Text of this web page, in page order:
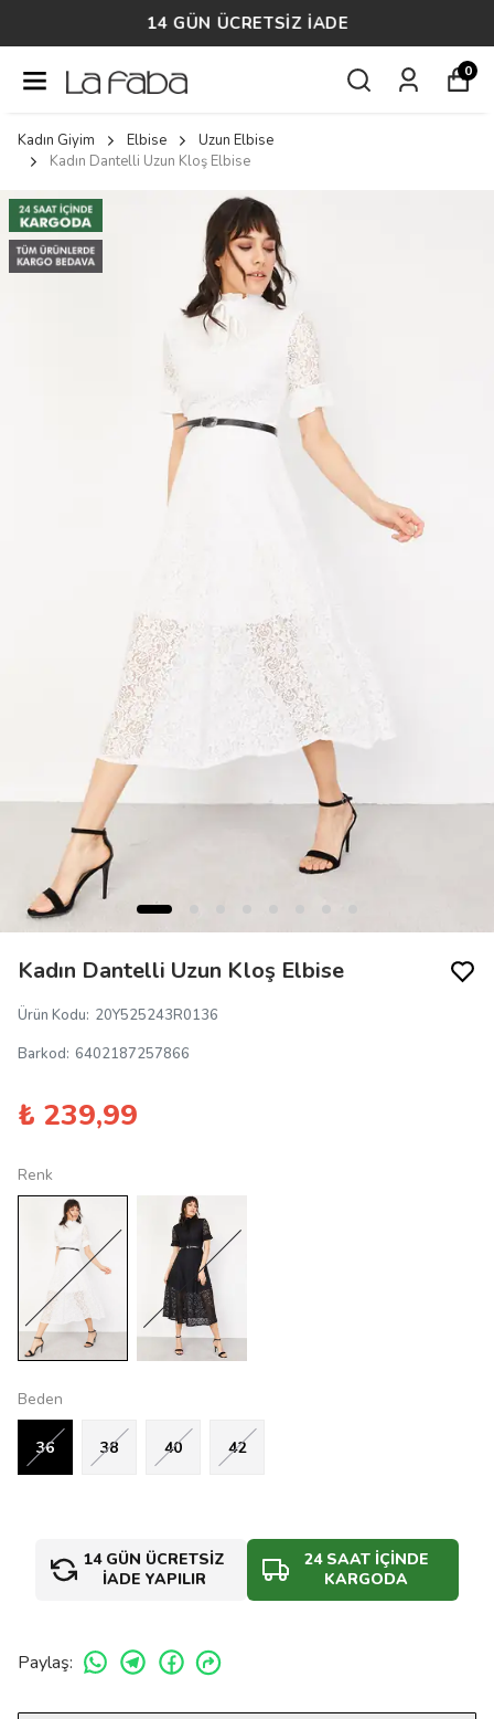
14 GÜN ÜCRETSİZ İADE
0
Kadın Giyim Elbise
Uzun Elbise
Kadın Dantelli Uzun Kloş Elbise
Kadın Dantelli Uzun Kloş Elbise
Ürün Kodu: 20Y525243R0136
Barkod: 6402187257866
₺ 239,99
Renk
Beden
36 38 40 42
14 GÜN ÜCRETSİZ
İADE YAPILIR
24 SAAT İÇİNDE
KARGODA
Paylaş: